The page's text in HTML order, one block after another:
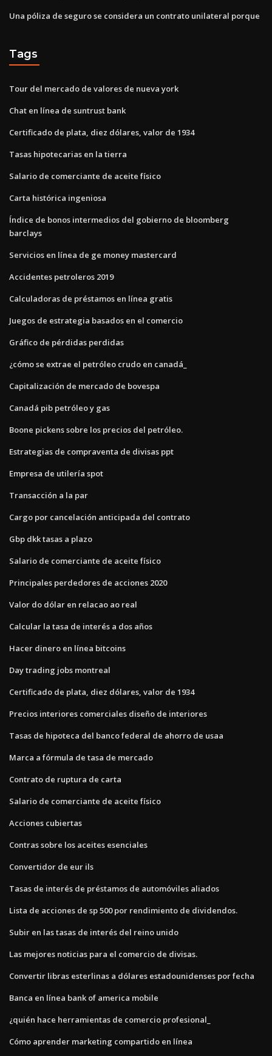
Una póliza de seguro se considera un contrato unilateral porque
Tags
Tour del mercado de valores de nueva york
Chat en línea de suntrust bank
Certificado de plata, diez dólares, valor de 1934
Tasas hipotecarias en la tierra
Salario de comerciante de aceite físico
Carta histórica ingeniosa
Índice de bonos intermedios del gobierno de bloomberg
barclays
Servicios en línea de ge money mastercard
Accidentes petroleros 2019
Calculadoras de préstamos en línea gratis
Juegos de estrategia basados ​​en el comercio
Gráfico de pérdidas perdidas
¿cómo se extrae el petróleo crudo en canadá_
Capitalización de mercado de bovespa
Canadá pib petróleo y gas
Boone pickens sobre los precios del petróleo.
Estrategias de compraventa de divisas ppt
Empresa de utilería spot
Transacción a la par
Cargo por cancelación anticipada del contrato
Gbp dkk tasas a plazo
Salario de comerciante de aceite físico
Principales perdedores de acciones 2020
Valor do dólar en relacao ao real
Calcular la tasa de interés a dos años
Hacer dinero en línea bitcoins
Day trading jobs montreal
Certificado de plata, diez dólares, valor de 1934
Precios interiores comerciales diseño de interiores
Tasas de hipoteca del banco federal de ahorro de usaa
Marca a fórmula de tasa de mercado
Contrato de ruptura de carta
Salario de comerciante de aceite físico
Acciones cubiertas
Contras sobre los aceites esenciales
Convertidor de eur ils
Tasas de interés de préstamos de automóviles aliados
Lista de acciones de sp 500 por rendimiento de dividendos.
Subir en las tasas de interés del reino unido
Las mejores noticias para el comercio de divisas.
Convertir libras esterlinas a dólares estadounidenses por fecha
Banca en línea bank of america mobile
¿quién hace herramientas de comercio profesional_
Cómo aprender marketing compartido en línea